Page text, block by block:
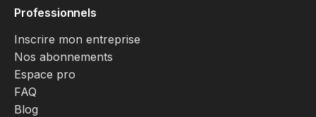
Professionnels
Inscrire mon entreprise
Nos abonnements
Espace pro
FAQ
Blog